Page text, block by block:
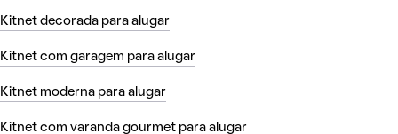
Kitnet decorada para alugar
Kitnet com garagem para alugar
Kitnet moderna para alugar
Kitnet com varanda gourmet para alugar